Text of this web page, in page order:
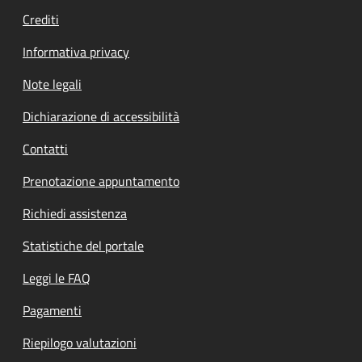
Crediti
Informativa privacy
Note legali
Dichiarazione di accessibilità
Contatti
Prenotazione appuntamento
Richiedi assistenza
Statistiche del portale
Leggi le FAQ
Pagamenti
Riepilogo valutazioni